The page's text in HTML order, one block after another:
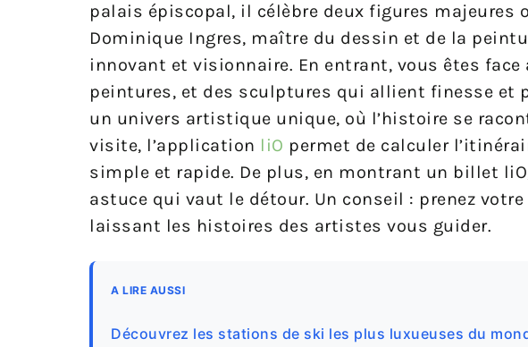
palais épiscopal, il célèbre deux figures majeures
Dominique Ingres, maître du dessin et de la
innovant et visionnaire. En entrant, vous êtes
peintures, et des sculptures qui allient finesse et
un univers artistique unique, où l’histoire se
visite, l’application liO permet de calculer
simple et rapide. De plus, en montrant un billet
astuce qui vaut le détour. Un conseil : prenez
laissant les histoires des artistes vous guider.
A LIRE AUSSI
Découvrez les stations de ski les plus luxueuses du